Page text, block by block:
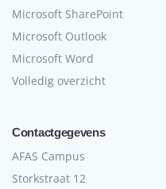
Microsoft SharePoint
Microsoft Outlook
Microsoft Word
Volledig overzicht
Contactgegevens
AFAS Campus
Storkstraat 12